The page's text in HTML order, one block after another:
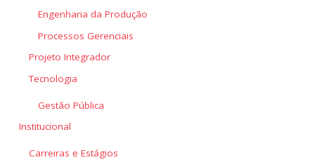
Engenharia da Produção
Processos Gerenciais
Projeto Integrador
Tecnologia
Gestão Pública
Institucional
Carreiras e Estágios